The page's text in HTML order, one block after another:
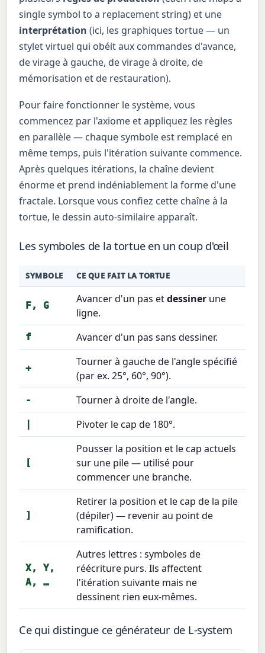
single symbol to a replacement string) et une
interprétation (ici, les graphiques tortue — un
stylet virtuel qui obéit aux commandes d'avance,
de virage à gauche, de virage à droite, de
mémorisation et de restauration).
Pour faire fonctionner le système, vous
commencez par l'axiome et appliquez les règles
en parallèle — chaque symbole est remplacé en
même temps, puis l'itération suivante commence.
Après quelques itérations, la chaîne devient
énorme et prend indéniablement la forme d'une
fractale. Lorsque vous confiez cette chaîne à la
tortue, le dessin auto-similaire apparaît.
Les symboles de la tortue en un coup d'œil
SYMBOLE CE QUE FAIT LA TORTUE
F, G
Avancer d'un pas etdessiner une
ligne.
f Avancer d'un pas sans dessiner.
+
Tourner à gauche de l'angle spécifié
(par ex. 25°, 60°, 90°).
- Tourner à droite de l'angle.
| Pivoter le cap de 180°.
[
Pousser la position et le cap actuels
sur une pile — utilisé pour
commencer une branche.
]
Retirer la position et le cap de la pile
(dépiler) — revenir au point de
ramification.
X, Y,
A, …
Autres lettres : symboles de
réécriture purs. Ils affectent
l'itération suivante mais ne
dessinent rien eux-mêmes.
Ce qui distingue ce générateur de L-system